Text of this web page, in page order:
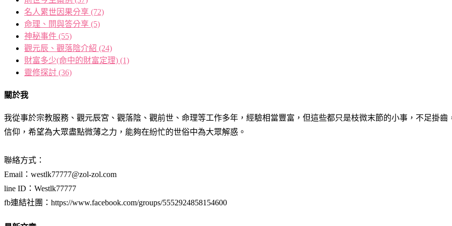
名人累世因果分享 (72)
命理、問與答分享 (5)
神秘事件 (55)
觀元辰、觀落陰介紹 (24)
財富多少(命中的財富定理) (1)
靈修探討 (36)
關於我
我從事於宗教服務、觀元辰宮、觀落陰、觀前世、命理等工作多年，經驗相當豐富，但這些都只是枝微末節的小事，不足掛
信仰，希望為大眾盡點微薄之力，能夠在紛忙的世俗中為大眾解惑。
聯絡方式：
Email：westlk77777@zol-zol.com
line ID：Westlk77777
fb連結社團：https://www.facebook.com/groups/5552924858154600